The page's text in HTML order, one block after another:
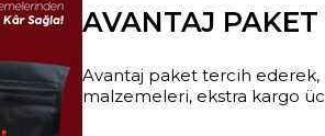
AVANTAJ
Avantaj paket tercih ederek,
malzemeleri, ekstra kargo